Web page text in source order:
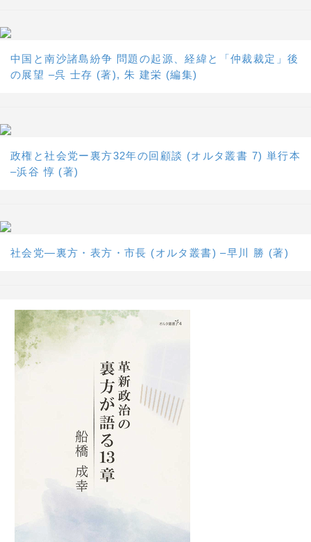
中国と南沙諸島紛争 問題の起源、経緯と「仲裁裁定」後
の展望 –呉 士存 (著), 朱 建栄 (編集)
政権と社会党ー裏方32年の回顧談 (オルタ叢書 7) 単行本
–浜谷 惇 (著)
社会党―裏方・表方・市長 (オルタ叢書) –早川 勝 (著)